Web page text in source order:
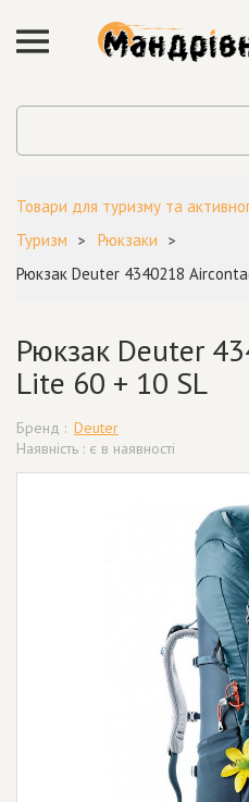
Товари для туризму та
Туризм
Рюкзаки
Рюкзак Deuter 4340218
Рюкзак Deuter
Lite 60 + 10 SL
Бренд : Deuter
Наявність : є в наявності